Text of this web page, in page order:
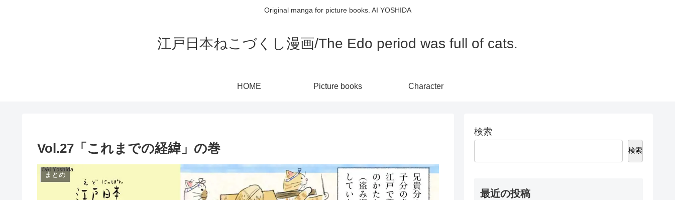
Original manga for picture books. AI YOSHIDA
江戸日本ねこづくし漫画/The Edo period was full of cats.
HOME Picture books Character
Vol.27「これまでの経緯」の巻
まとめ
検索
検索
最近の投稿